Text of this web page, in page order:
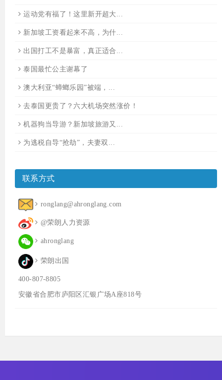
运动党有福了！这里新开超大...
新加坡工资看起来不高，为什...
出国打工不是暴富，真正适合...
泰国最忙公主谢幕了
澳大利亚“蟑螂乐园”被端，...
去泰国更贵了？六大机场突然涨价！
机器狗当导游？新加坡旅游又...
为逃税自导“抢劫”，夫妻双...
联系方式
ronglang@ahronglang.com
@荣朗人力资源
ahronglang
荣朗出国
400-807-8805
安徽省合肥市庐阳区汇银广场A座818号